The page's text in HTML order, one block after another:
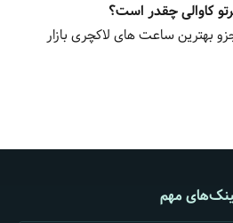
کاوالی چقدر است؟
بهترین ساعت های لاکچری بازار
مهم